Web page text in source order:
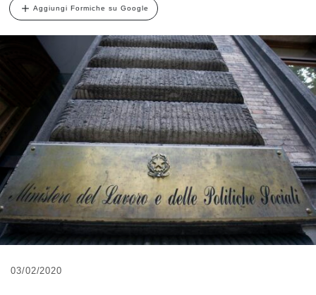
Aggiungi Formiche su Google
03/02/2020